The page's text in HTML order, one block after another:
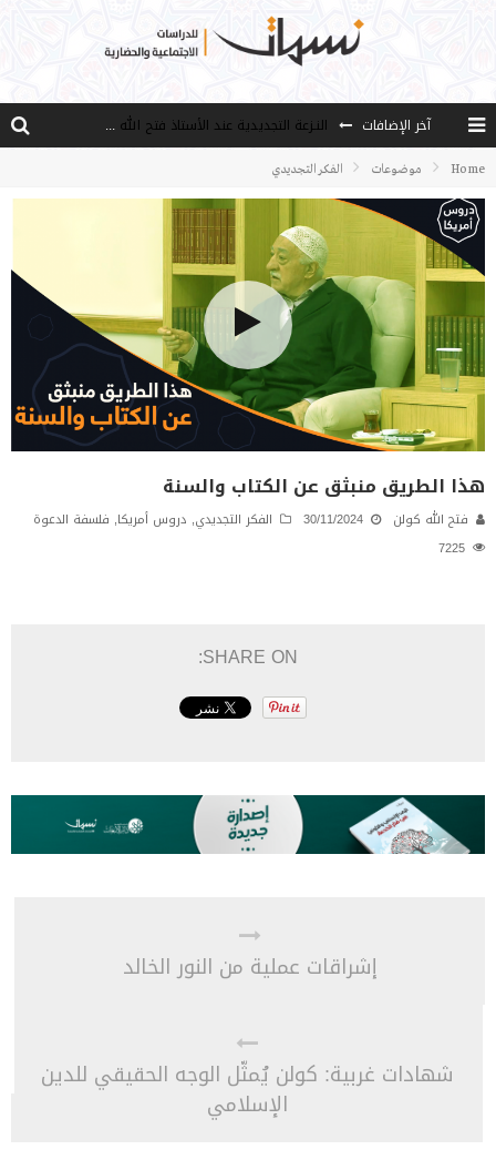
آخر الإضافات
النـزعة التجديدية عند الأستاذ فتح الله كولن
من هو فتح الله كولن مؤسس حركة الخدمة؟
الأستاذ عالما عارفا حكيما
مصادر العلم وسببه
Home موضوعات الفكر التجديدي
هذا الطريق منبثق عن الكتاب والسنة
فتح الله كولن 30/11/2024 الفكر التجديدي, دروس أمريكا, فلسفة الدعوة
SHARE ON:
إشراقات عملية من النور الخالد
شهادات غربية: كولن يُمثّل الوجه الحقيقي للدين
الإسلامي